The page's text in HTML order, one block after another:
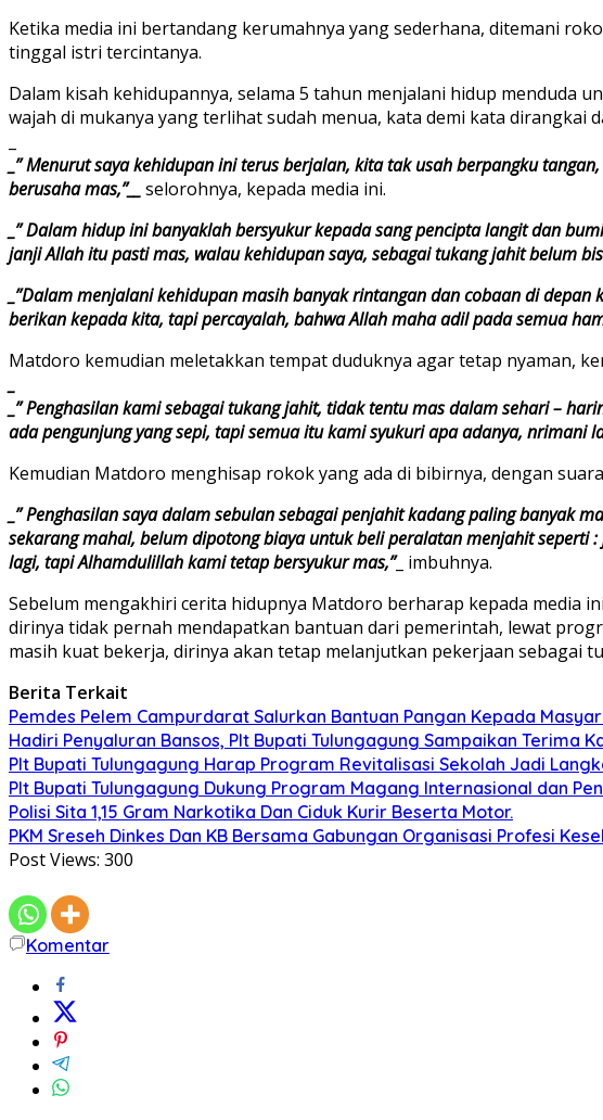
Ketika media ini bertandang kerumahnya yang sederhana, ditemani
tinggal istri tercintanya.
Dalam kisah kehidupannya, selama 5 tahun menjalani hidup menduda
wajah di mukanya yang terlihat sudah menua, kata demi kata dirangkai
_” Menurut saya kehidupan ini terus berjalan, kita tak usah berpangku
berusaha mas,”__
selorohnya, kepada media ini.
_” Dalam hidup ini banyaklah bersyukur kepada sang pencipta langit dan
janji Allah itu pasti mas, walau kehidupan saya, sebagai tukang jahit belum
_”Dalam menjalani kehidupan masih banyak rintangan dan cobaan di
berikan kepada kita, tapi percayalah, bahwa Allah maha adil pada semua
Matdoro kemudian meletakkan tempat duduknya agar tetap nyaman,
_” Penghasilan kami sebagai tukang jahit, tidak tentu mas dalam sehari –
ada pengunjung yang sepi, tapi semua itu kami syukuri apa adanya, nrimani
Kemudian Matdoro menghisap rokok yang ada di bibirnya, dengan
_” Penghasilan saya dalam sebulan sebagai penjahit kadang paling banyak
sekarang mahal, belum dipotong biaya untuk beli peralatan menjahit
lagi, tapi Alhamdulillah kami tetap bersyukur mas,”_ imbuhnya.
Sebelum mengakhiri cerita hidupnya Matdoro berharap kepada media
dirinya tidak pernah mendapatkan bantuan dari pemerintah, lewat
masih kuat bekerja, dirinya akan tetap melanjutkan pekerjaan sebagai
Berita Terkait
Pemdes Pelem Campurdarat Salurkan Bantuan Pangan Kepada
Hadiri Penyaluran Bansos, Plt Bupati Tulungagung Sampaikan Terima
Plt Bupati Tulungagung Harap Program Revitalisasi Sekolah Jadi
Plt Bupati Tulungagung Dukung Program Magang Internasional dan
Polisi Sita 1,15 Gram Narkotika Dan Ciduk Kurir Beserta Motor.
PKM Sreseh Dinkes Dan KB Bersama Gabungan Organisasi Profesi
Post Views: 300
Komentar